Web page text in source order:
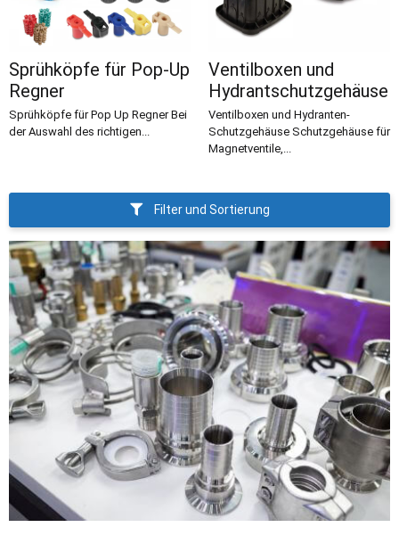
Sprühköpfe für Pop-Up
Regner
Sprühköpfe für Pop Up Regner Bei
der Auswahl des richtigen...
Ventilboxen und
Hydrantschutzgehäuse
Ventilboxen und Hydranten-
Schutzgehäuse Schutzgehäuse für
Magnetventile,...
Filter und Sortierung